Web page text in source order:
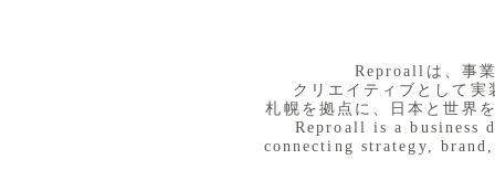
​Reproallは、事
クリエイティブとして
札幌を拠点に、日本と世界
Reproall is a business
connecting strategy,